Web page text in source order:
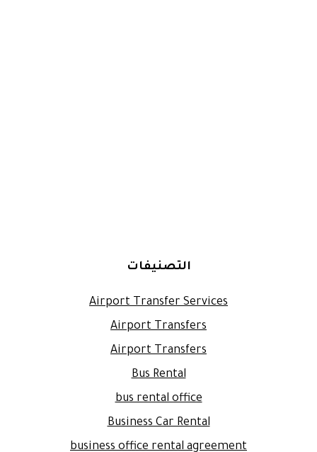
التصنيفات
Airport Transfer Services
Airport Transfers
Airport Transfers
Bus Rental
bus rental office
Business Car Rental
business office rental agreement